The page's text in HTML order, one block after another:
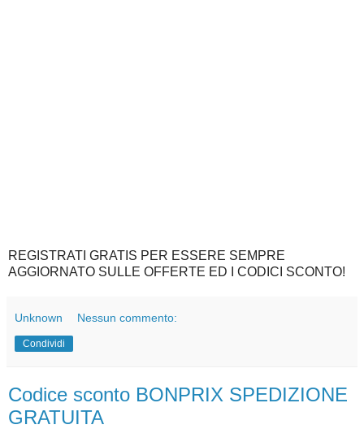
REGISTRATI GRATIS PER ESSERE SEMPRE
AGGIORNATO SULLE OFFERTE ED I CODICI SCONTO!
Unknown Nessun commento:
Condividi
Codice sconto BONPRIX SPEDIZIONE
GRATUITA